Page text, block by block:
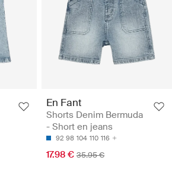
En Fant
Shorts Denim Bermuda
- Short en jeans
92 98 104 110 116
17.98 € 35.95 €